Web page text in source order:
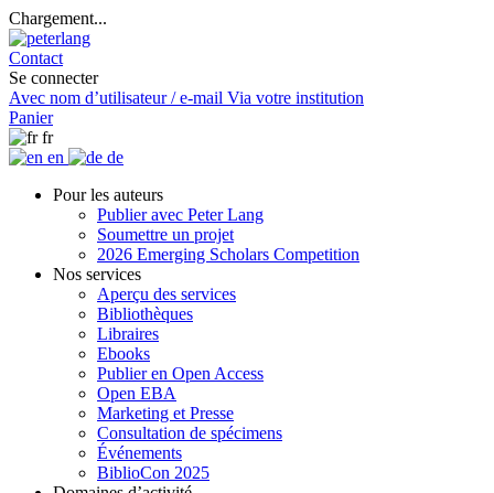
Chargement...
Contact
Se connecter
Avec nom d’utilisateur / e-mail Via votre institution
Panier
fr
en
de
Pour les auteurs
Publier avec Peter Lang
Soumettre un projet
2026 Emerging Scholars Competition
Nos services
Aperçu des services
Bibliothèques
Libraires
Ebooks
Publier en Open Access
Open EBA
Marketing et Presse
Consultation de spécimens
Événements
BiblioCon 2025